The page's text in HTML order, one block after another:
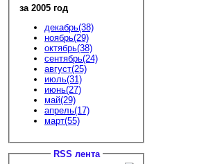
за 2005 год
декабрь(38)
ноябрь(29)
октябрь(38)
сентябрь(24)
август(25)
июль(31)
июнь(27)
май(29)
апрель(17)
март(55)
RSS лента